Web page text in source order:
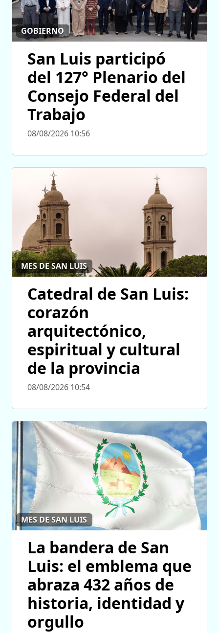
GOBIERNO
San Luis participó
del 127° Plenario del
Consejo Federal del
Trabajo
08/08/2026 10:56
MES DE SAN LUIS
Catedral de San Luis:
corazón
arquitectónico,
espiritual y cultural
de la provincia
08/08/2026 10:54
MES DE SAN LUIS
La bandera de San
Luis: el emblema que
abraza 432 años de
historia, identidad y
orgullo